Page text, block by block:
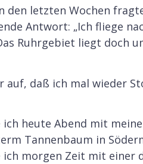
den letzten Wochen
Antwort: „Ich fliege
Ruhrgebiet liegt doch
auf, daß ich mal wieder
heute Abend mit
Tannenbaum in
ich morgen Zeit mit einer